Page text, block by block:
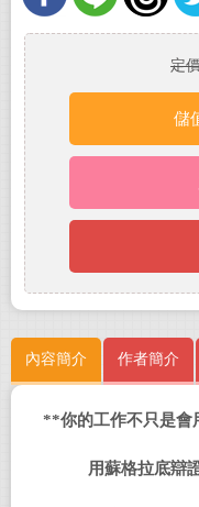
定
儲
內容簡介 作者簡介
**你的工作不只是會
用蘇格拉底辯